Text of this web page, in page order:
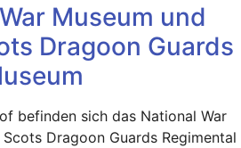
Museum und
Dragoon Guards
befinden sich das National War
Dragoon Guards Regimental